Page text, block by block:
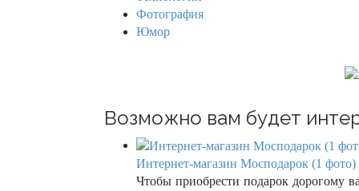
o
Фотография
Юмор
Возможно вам будет
Интернет-магазин Мосподарок (1 фото)
Чтобы приобрести подарок дорогому